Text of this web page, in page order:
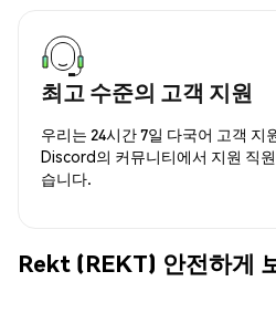
최고 수준의 고객 지원
우리는 24시간 7일 다국어 고객
Discord의 커뮤니티에서 지원 직
습니다.
Rekt (REKT) 안전하게